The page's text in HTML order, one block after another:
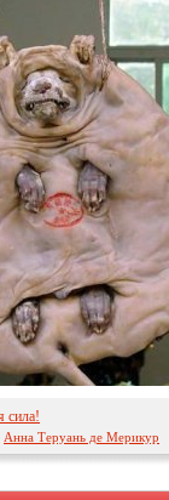
сила!
Анна Теруань де Мерикур